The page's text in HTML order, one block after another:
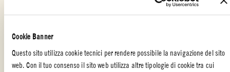
Cookie Banner
Questo sito utilizza cookie tecnici per rendere possibile la navigazione del sito
web. Con il tuo consenso il sito web utilizza altre tipologie di cookie tra cui